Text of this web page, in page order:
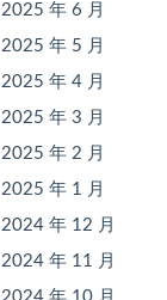
2025 年 6 月
2025 年 5 月
2025 年 4 月
2025 年 3 月
2025 年 2 月
2025 年 1 月
2024 年 12 月
2024 年 11 月